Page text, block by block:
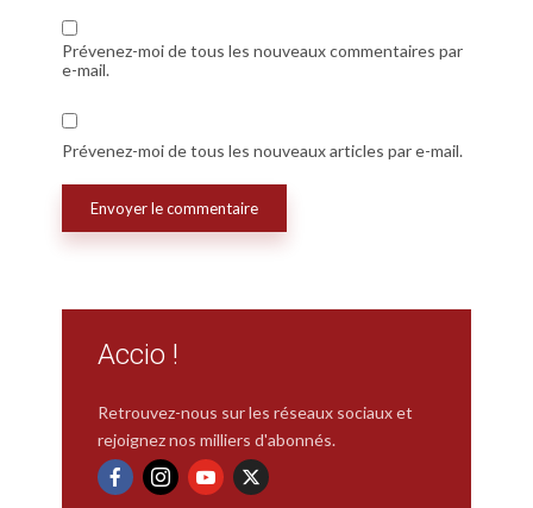
Prévenez-moi de tous les nouveaux commentaires par
e-mail.
Prévenez-moi de tous les nouveaux articles par e-mail.
Accio !
Retrouvez-nous sur les réseaux sociaux et
rejoignez nos milliers d'abonnés.